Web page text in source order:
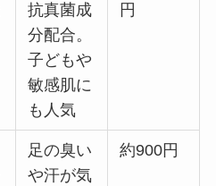
抗真菌成
分配合。
子どもや
敏感肌に
も人気
円
足の臭い
や汗が気
約900円